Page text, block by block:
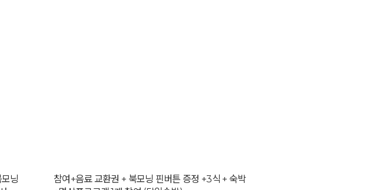
닝
참여+음료 교환권 + 북모닝 핀버튼 증정 +3식 + 숙박